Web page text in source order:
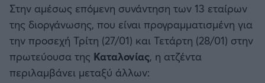
Ατλέτικο Μαδρίτης
Μάντσεστερ Γιουνάιτεντ
Μάντσεστερ Σίτι
Στην αμέσως επόμενη συνάντηση των 13 εταίρων
της διοργάνωσης, που είναι προγραμματισμένη για
την προσεχή Τρίτη (27/01) και Τετάρτη (28/01) στην
πρωτεύουσα της Καταλονίας, η ατζέντα
περιλαμβάνει μεταξύ άλλων: